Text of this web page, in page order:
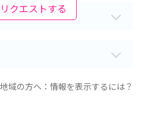
クエストする
地域の方へ：情報を表示するには？